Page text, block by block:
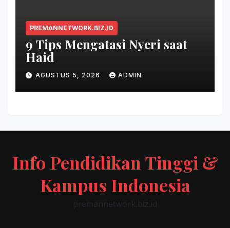
PREMANNETWORK.BIZ.ID
9 Tips Mengatasi Nyeri saat
Haid
AGUSTUS 5, 2026 ADMIN
Info Pendidikan Tinggi &
Kampus Indonesia
premannetwork.biz.id